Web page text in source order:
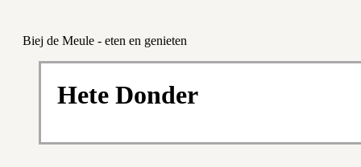
Biej de Meule - eten en genieten
Hete Donder